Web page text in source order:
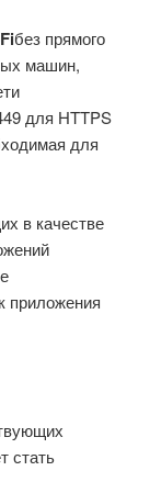
без прямого
машин,
для HTTPS
для
в качестве
приложения
стать